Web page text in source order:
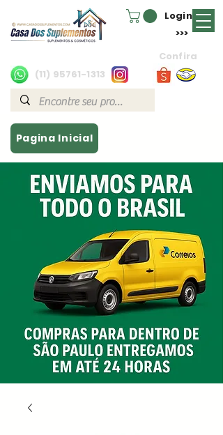
Login
(11) 95761-1313
>>>
Confira
Pagina Inicial